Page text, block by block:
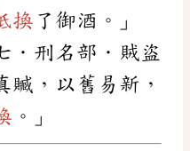
換 了御酒。」
．刑名部．賊盜
贓，以舊易新，
。」